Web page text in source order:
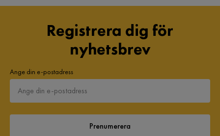
Registrera dig för
nyhetsbrev
Ange din e-postadress
Prenumerera